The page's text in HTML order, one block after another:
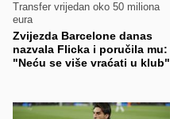
Transfer vrijedan oko 50 miliona
eura
Zvijezda Barcelone danas
nazvala Flicka i poručila mu:
"Neću se više vraćati u klub"